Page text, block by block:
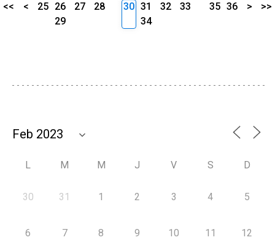
<< < 25 26 27
28
29
30 31 32
33
34
35 36 > >>
L M M J V S D
30 31 1 2 3 4 5
6 7 8 9 10 11 12